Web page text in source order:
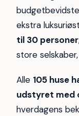
ekstra
til 30 personer
store
Alle 105 huse
udstyret med
hverdagens